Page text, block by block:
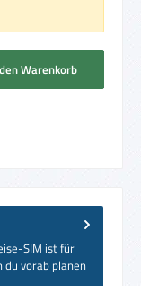
die Schaltflächen um
Warenkorb
SIM ist für
du vorab planen